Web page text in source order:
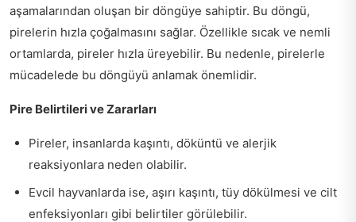
aşamalarından oluşan bir döngüye sahiptir. Bu döngü,
pirelerin hızla çoğalmasını sağlar. Özellikle sıcak ve nemli
ortamlarda, pireler hızla üreyebilir. Bu nedenle, pirelerle
mücadelede bu döngüyü anlamak önemlidir.
Pire Belirtileri ve Zararları
Pireler, insanlarda kaşıntı, döküntü ve alerjik
reaksiyonlara neden olabilir.
Evcil hayvanlarda ise, aşırı kaşıntı, tüy dökülmesi ve cilt
enfeksiyonları gibi belirtiler görülebilir.